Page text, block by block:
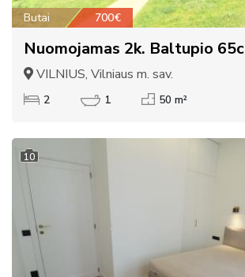
Butai 700€
Nuomojamas 2k. Baltupio 65c
VILNIUS, Vilniaus m. sav.
2 1 50 m²
10